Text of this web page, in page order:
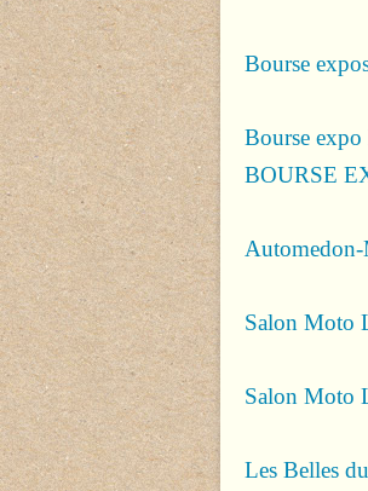
Bourse
Bourse
BOURSE
Salon Moto
Salon Moto
Les Belles